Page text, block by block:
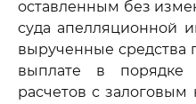
оставленным без
суда апелляционной
вырученные
выплате в порядке
расчетов с